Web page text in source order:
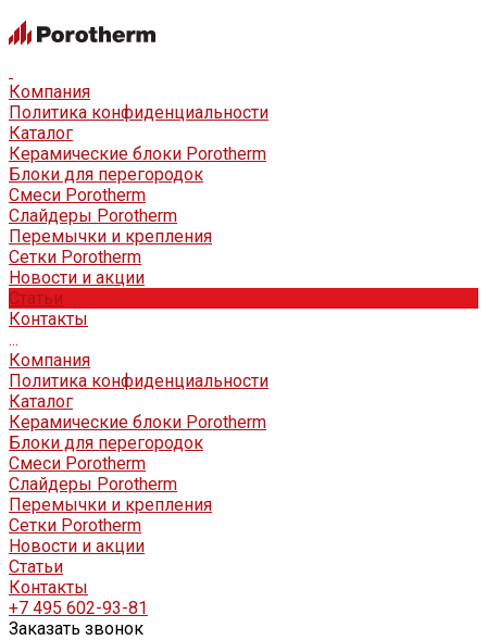
Компания
Политика конфиденциальности
Каталог
Керамические блоки Porotherm
Блоки для перегородок
Смеси Porotherm
Слайдеры Porotherm
Перемычки и крепления
Сетки Porotherm
Новости и акции
Статьи
Контакты
...
Компания
Политика конфиденциальности
Каталог
Керамические блоки Porotherm
Блоки для перегородок
Смеси Porotherm
Слайдеры Porotherm
Перемычки и крепления
Сетки Porotherm
Новости и акции
Статьи
Контакты
+7 495 602-93-81
Заказать звонок